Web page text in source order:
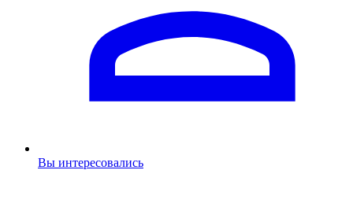
Вы интересовались